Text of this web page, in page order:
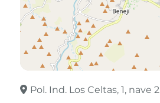
Pol. Ind. Los Celtas, 1, nave 2